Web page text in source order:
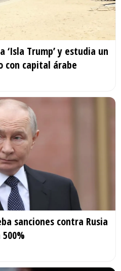
‘Isla Trump’ y estudia un
con capital árabe
sanciones contra Rusia